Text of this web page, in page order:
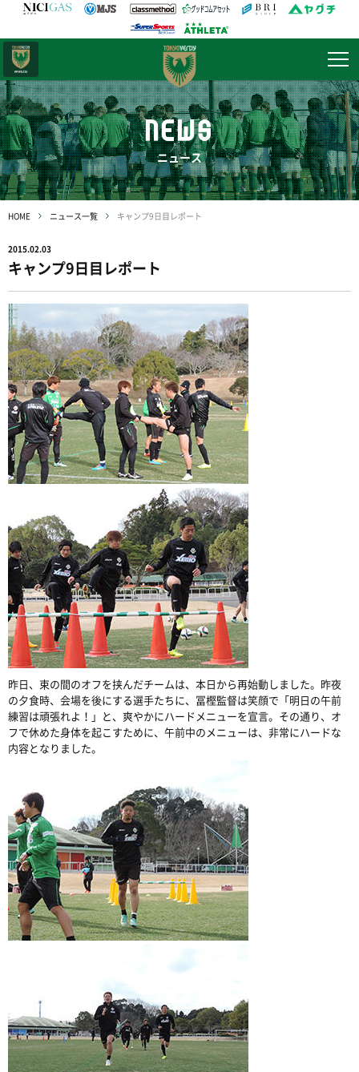
NEWS
ニュース
HOME ニュース一覧 キャンプ9日目レポート
2015.02.03
キャンプ9日目レポート
昨日、束の間のオフを挟んだチームは、本日から再始動しました。昨夜
の夕食時、会場を後にする選手たちに、冨樫監督は笑顔で「明日の午前
練習は頑張れよ！」と、爽やかにハードメニューを宣言。その通り、オ
フで休めた身体を起こすために、午前中のメニューは、非常にハードな
内容となりました。